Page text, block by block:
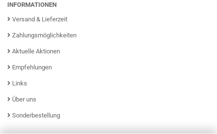
INFORMATIONEN
Versand & Lieferzeit
Zahlungsmöglichkeiten
Aktuelle Aktionen
Empfehlungen
Links
Über uns
Sonderbestellung